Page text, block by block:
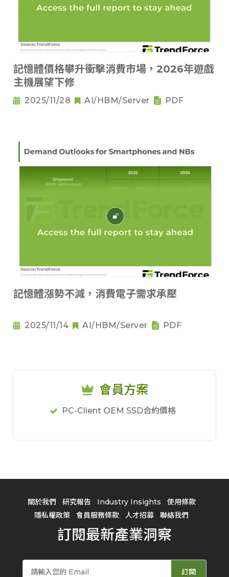
記憶體價格攀升衝擊消費市場，2026年遊戲
主機展望下修
2025/11/28 AI/HBM/Server PDF
記憶體漲勢不減，消費電子需求承壓
2025/11/14 AI/HBM/Server PDF
會員方案
PC-Client OEM SSD合約價格
關於我們 研究報告 Industry Insights
使用條款
隱私權政策
會員服務條款 人才招募 聯絡我們
訂閱最新產業洞察
訂閱